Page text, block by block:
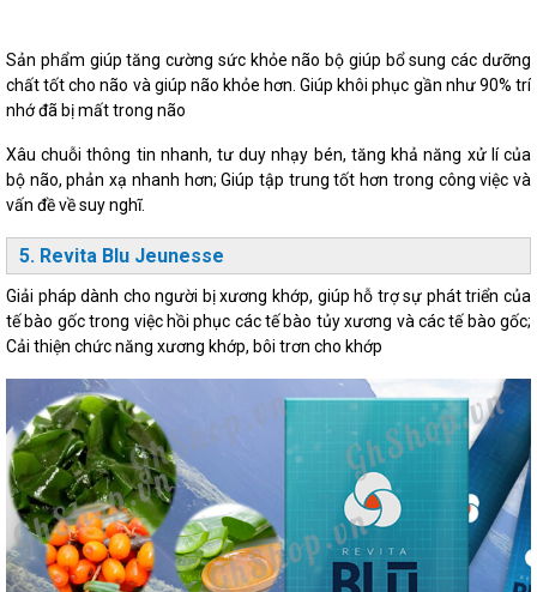
Sản phẩm giúp tăng cường sức khỏe não bộ giúp bổ sung các dưỡng
chất tốt cho não và giúp não khỏe hơn. Giúp khôi phục gần như 90% trí
nhớ đã bị mất trong não
Xâu chuỗi thông tin nhanh, tư duy nhạy bén, tăng khả năng xử lí của
bộ não, phản xạ nhanh hơn; Giúp tập trung tốt hơn trong công việc và
vấn đề về suy nghĩ.
5. Revita Blu Jeunesse
Giải pháp dành cho người bị xương khớp, giúp hỗ trợ sự phát triển của
tế bào gốc trong việc hồi phục các tế bào tủy xương và các tế bào gốc;
Cải thiện chức năng xương khớp, bôi trơn cho khớp